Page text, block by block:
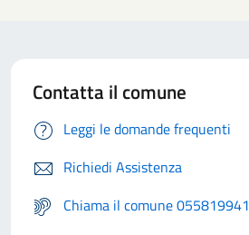
Contatta il comune
Leggi le domande frequenti
Richiedi Assistenza
Chiama il comune 055819941